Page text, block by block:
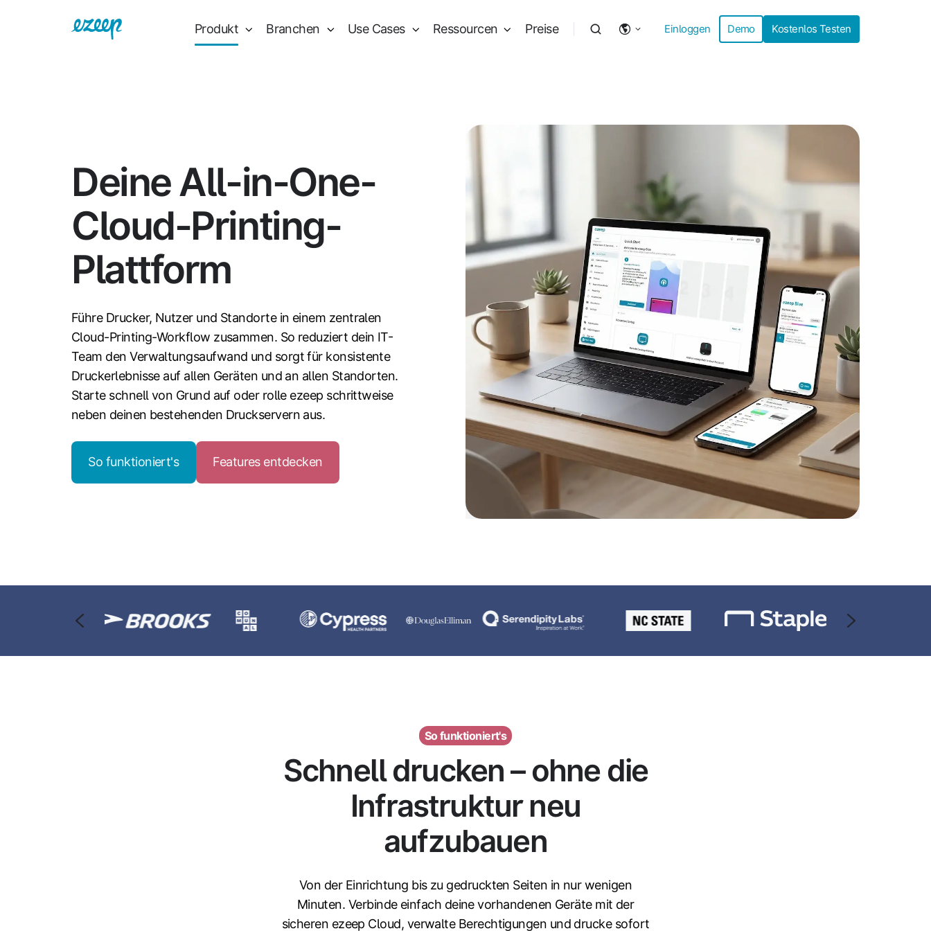
Produkt Branchen Use Cases Ressourcen Preise Einloggen Demo Kostenlos Testen
Deine All-in-One-
Cloud-Printing-
Plattform
Führe Drucker, Nutzer und Standorte in einem zentralen
Cloud-Printing-Workflow zusammen. So reduziert dein IT-
Team den Verwaltungsaufwand und sorgt für konsistente
Druckerlebnisse auf allen Geräten und an allen Standorten.
Starte schnell von Grund auf oder rolle ezeep schrittweise
neben deinen bestehenden Druckservern aus.
So funktioniert's Features entdecken
So funktioniert's
Schnell drucken – ohne die
Infrastruktur neu
aufzubauen
Von der Einrichtung bis zu gedruckten Seiten in nur wenigen
Minuten. Verbinde einfach deine vorhandenen Geräte mit der
sicheren ezeep Cloud, verwalte Berechtigungen und drucke sofort